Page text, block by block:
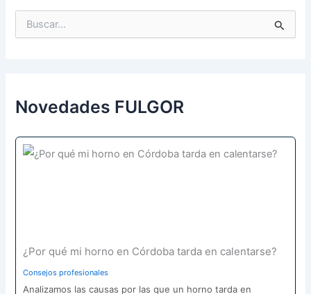
p
o
:
Novedades FULGOR
¿Por qué mi horno en Córdoba tarda en calentarse?
Consejos profesionales
Analizamos las causas por las que un horno tarda en